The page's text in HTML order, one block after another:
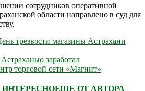
сотрудников оперативной
области направлено в суд для
трезвости магазины Астрахани
заработал
торговой сети «Магнит»
ЕЩЕ ОТ АВТОРА